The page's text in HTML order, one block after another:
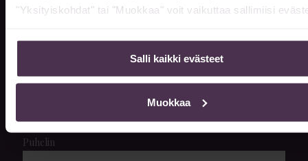
"Yksityiskohdat" tai "Muokkaa" voit vaikuttaa sallimiisi
Salli kaikki evästeet
Muokkaa
Sähköpostiosoite
Puhelin